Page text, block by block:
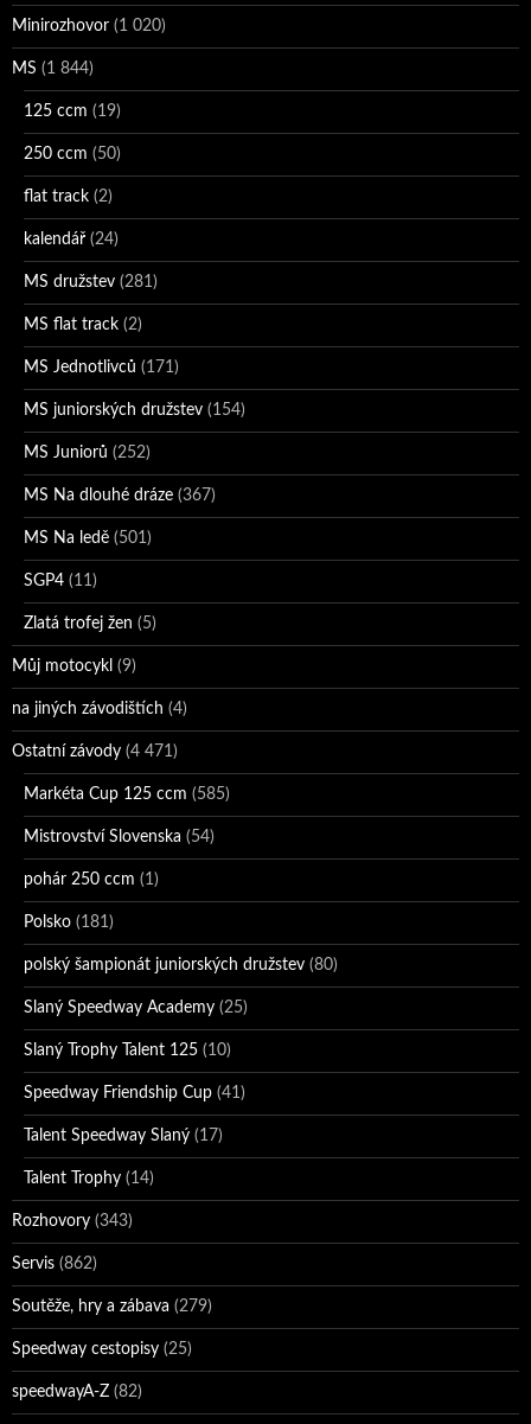
Minirozhovor (1 020)
MS (1 844)
125 ccm (19)
250 ccm (50)
flat track (2)
kalendář (24)
MS družstev (281)
MS flat track (2)
MS Jednotlivců (171)
MS juniorských družstev (154)
MS Juniorů (252)
MS Na dlouhé dráze (367)
MS Na ledě (501)
SGP4 (11)
Zlatá trofej žen (5)
Můj motocykl (9)
na jiných závodištích (4)
Ostatní závody (4 471)
Markéta Cup 125 ccm (585)
Mistrovství Slovenska (54)
pohár 250 ccm (1)
Polsko (181)
polský šampionát juniorských družstev (80)
Slaný Speedway Academy (25)
Slaný Trophy Talent 125 (10)
Speedway Friendship Cup (41)
Talent Speedway Slaný (17)
Talent Trophy (14)
Rozhovory (343)
Servis (862)
Soutěže, hry a zábava (279)
Speedway cestopisy (25)
speedwayA-Z (82)